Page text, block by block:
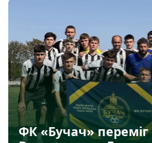
ФК «Бучач» переміг